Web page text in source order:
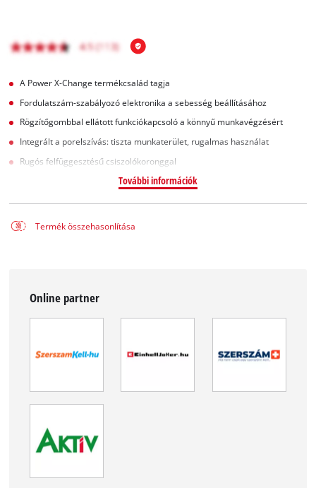
A Power X-Change termékcsalád tagja
Fordulatszám-szabályozó elektronika a sebesség beállításához
Rögzítőgombbal ellátott funkciókapcsoló a könnyű munkavégzésért
Integrált a porelszívás: tiszta munkaterület, rugalmas használat
Rugós felfüggesztésű csiszolókoronggal
További információk
Termék összehasonlítása
Online partner